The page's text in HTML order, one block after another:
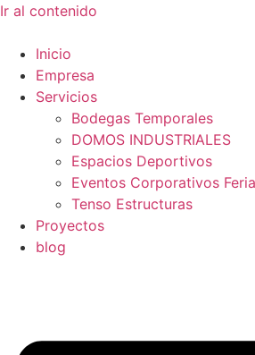
Ir al contenido
Inicio
Empresa
Servicios
Bodegas Temporales
DOMOS INDUSTRIALES
Espacios Deportivos
Eventos Corporativos
Tenso Estructuras
Proyectos
blog